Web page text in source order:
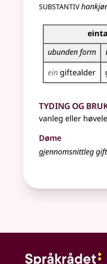
substantiv
Bøyningstabell
ubunden form
ein giftealder
Tyding og
vanleg eller
Døme
gjennomsnittleg